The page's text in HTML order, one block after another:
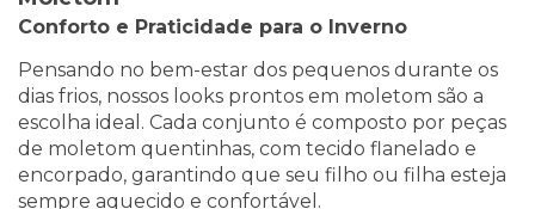
Conforto e Praticidade para o Inverno
Pensando no bem-estar dos pequenos durante os
dias frios, nossos looks prontos em moletom são a
escolha ideal. Cada conjunto é composto por peças
de moletom quentinhas, com tecido flanelado e
encorpado, garantindo que seu filho ou filha esteja
sempre aquecido e confortável.